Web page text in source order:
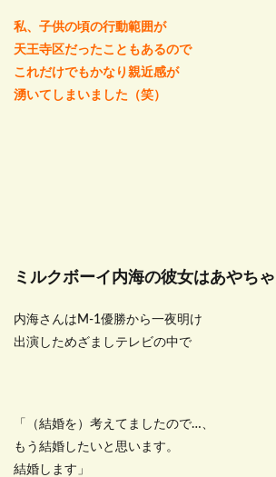
私、子供の頃の行動範囲が
天王寺区だったこともあるので
これだけでもかなり親近感が
湧いてしまいました（笑）
ミルクボーイ内海の彼女はあやち
内海さんはM-1優勝から一夜明け
出演しためざましテレビの中で
「（結婚を）考えてましたので…、
もう結婚したいと思います。
結婚します」